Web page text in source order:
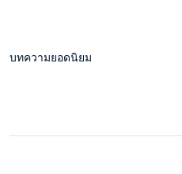
บทความยอดนิยม